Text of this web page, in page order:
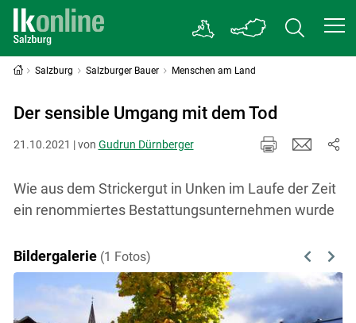
Salzburg Salzburger Bauer Menschen am Land
Der sensible Umgang mit dem Tod
21.10.2021 | von Gudrun Dürnberger
Wie aus dem Strickergut in Unken im Laufe der Zeit
ein renommiertes Bestattungsunternehmen wurde
Bildergalerie (1 Fotos) Previous
Next